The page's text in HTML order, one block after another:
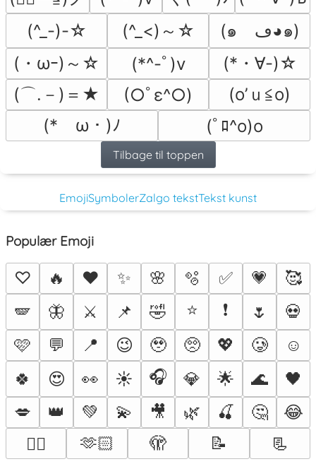
(^_-)-☆
(^_<)～☆
(๑ゝڡ◕๑)
(・ωｰ)～☆
(*^-ﾟ)v
(*・∀-)☆
(⌒.－)＝★
(○ﾟε^○)
(o’ｕ≦o)
(*ゝω・)ﾉ
(ﾟﾛ^o)o
Tilbage til toppen
EmojiSymbolerZalgo tekstTekst kunst
Populær Emoji
♡ 🔥 ❤️ ✨ 🌸 🫧 ✅ 💗
🥰
🪽
🦋 ⚔️ 📌 🤣 ⭐ ❗ 🌷
💀
🩷
💬 📍 😉 🥹 🥺 💖 🥲
☺️
🍀
😍 👀 ☀️ 🎧 💎 🌟 🌊
🖤
💋
👑 💚 💫 🎥 🌿 🍒 🤔
😂
❤️‍🔥
🫶🏻 🫣 📝 📃